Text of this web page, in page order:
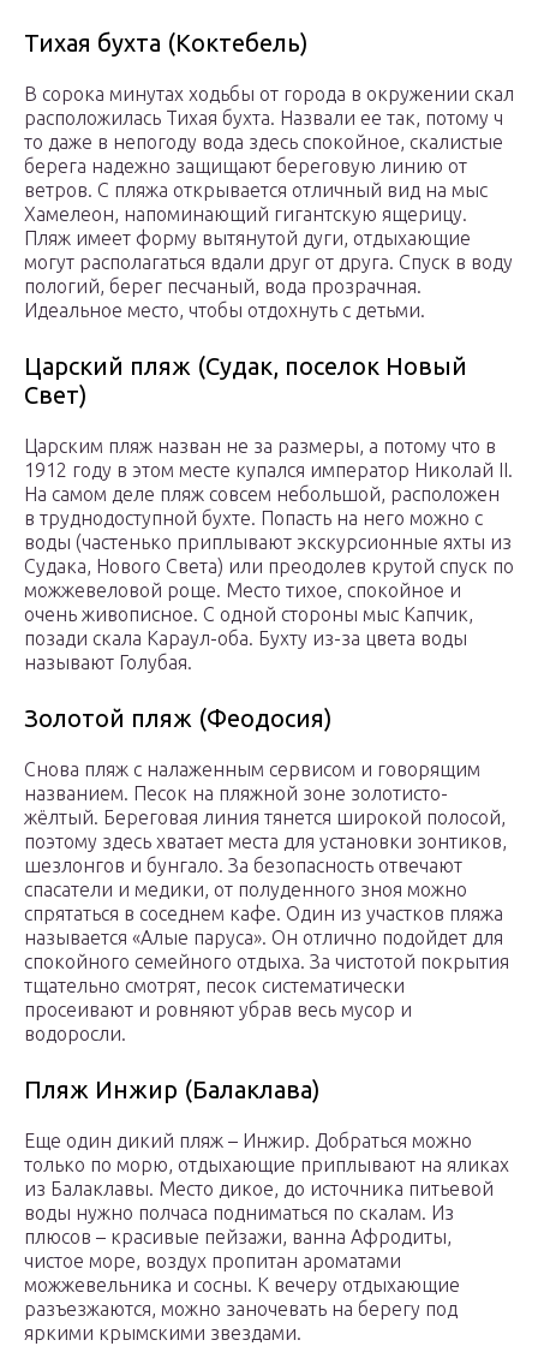
Тихая бухта (Коктебель)
В сорока минутах ходьбы от города в окружении скал
расположилась Тихая бухта. Назвали ее так, потому ч
то даже в непогоду вода здесь спокойное, скалистые
берега надежно защищают береговую линию от
ветров. С пляжа открывается отличный вид на мыс
Хамелеон, напоминающий гигантскую ящерицу.
Пляж имеет форму вытянутой дуги, отдыхающие
могут располагаться вдали друг от друга. Спуск в воду
пологий, берег песчаный, вода прозрачная.
Идеальное место, чтобы отдохнуть с детьми.
Царский пляж (Судак, поселок Новый
Свет)
Царским пляж назван не за размеры, а потому что в
1912 году в этом месте купался император Николай II.
На самом деле пляж совсем небольшой, расположен
в труднодоступной бухте. Попасть на него можно с
воды (частенько приплывают экскурсионные яхты из
Судака, Нового Света) или преодолев крутой спуск по
можжевеловой роще. Место тихое, спокойное и
очень живописное. С одной стороны мыс Капчик,
позади скала Караул-оба. Бухту из-за цвета воды
называют Голубая.
Золотой пляж (Феодосия)
Снова пляж с налаженным сервисом и говорящим
названием. Песок на пляжной зоне золотисто-
жёлтый. Береговая линия тянется широкой полосой,
поэтому здесь хватает места для установки зонтиков,
шезлонгов и бунгало. За безопасность отвечают
спасатели и медики, от полуденного зноя можно
спрятаться в соседнем кафе. Один из участков пляжа
называется «Алые паруса». Он отлично подойдет для
спокойного семейного отдыха. За чистотой покрытия
тщательно смотрят, песок систематически
просеивают и ровняют убрав весь мусор и
водоросли.
Пляж Инжир (Балаклава)
Еще один дикий пляж – Инжир. Добраться можно
только по морю, отдыхающие приплывают на яликах
из Балаклавы. Место дикое, до источника питьевой
воды нужно полчаса подниматься по скалам. Из
плюсов – красивые пейзажи, ванна Афродиты,
чистое море, воздух пропитан ароматами
можжевельника и сосны. К вечеру отдыхающие
разъезжаются, можно заночевать на берегу под
яркими крымскими звездами.